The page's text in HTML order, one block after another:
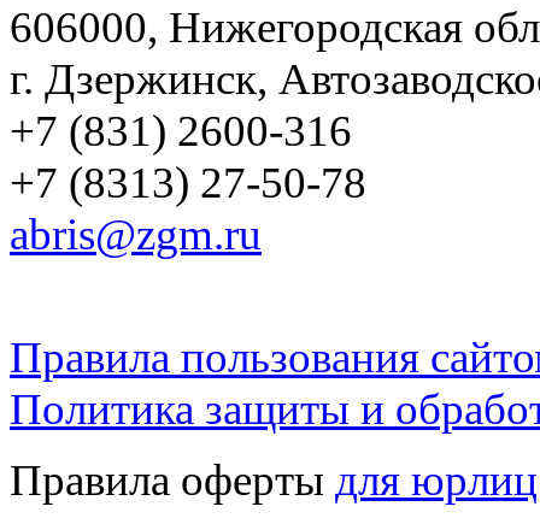
606000, Нижегородская
г. Дзержинск,
+7 (831) 2600-316
+7 (8313) 27-50-78
abris@zgm.ru
Правила пользования
Политика защиты и
Правила оферты для